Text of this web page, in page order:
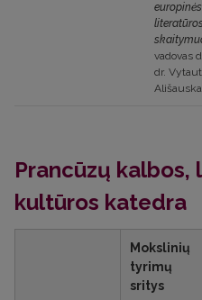
europinės
literatūros
vadovas
dr.
Prancūzų
kultūros katedra
Mokslinių
tyrimų
sritys